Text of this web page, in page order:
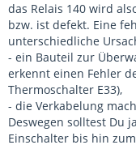
das Relais 140 wird
bzw. ist defekt. Eine
unterschiedliche
- ein Bauteil zur
erkennt einen Fehler
Thermoschalter E33),
- die Verkabelung
Deswegen solltest Du
Einschalter bis hin